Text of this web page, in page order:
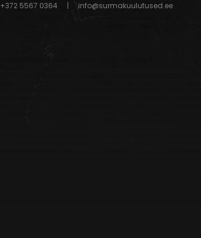
+372 5567 0364 | info@surmakuulutused.ee